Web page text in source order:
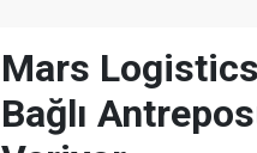
Mars
Bağlı